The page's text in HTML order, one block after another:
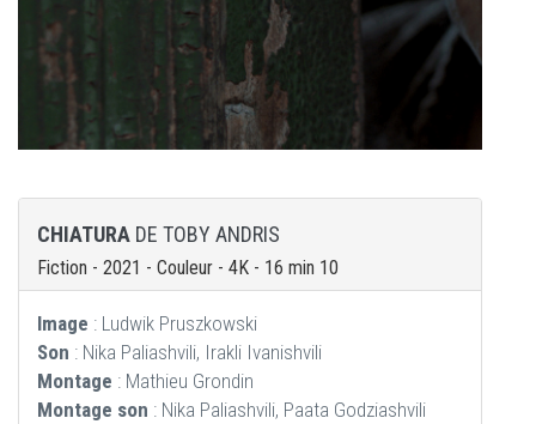
CHIATURA DE TOBY ANDRIS
Fiction - 2021 - Couleur - 4K - 16 min 10
Image : Ludwik Pruszkowski
Son : Nika Paliashvili, Irakli Ivanishvili
Montage : Mathieu Grondin
Montage son : Nika Paliashvili, Paata Godziashvili